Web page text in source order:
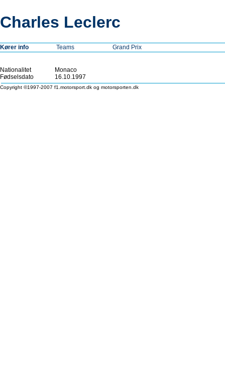
Charles Leclerc
Kører info Teams Grand Prix
Nationalitet
Monaco
Fødselsdato
16.10.1997
Copyright ©1997-2007 f1.motorsport.dk og motorsporten.dk